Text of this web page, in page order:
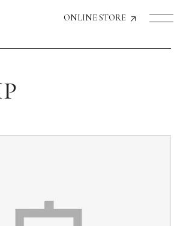
ONLINE STORE
飲食店経営のお客様
に入り機能の活用方法